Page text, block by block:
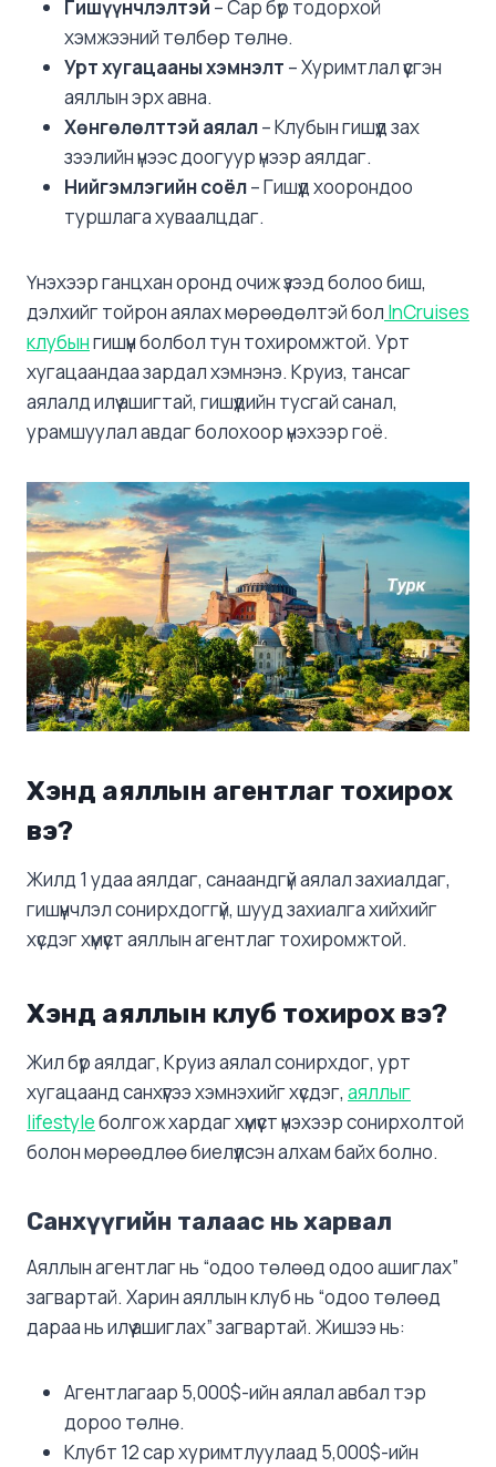
Гишүүнчлэлтэй – Сар бүр тодорхой
хэмжээний төлбөр төлнө.
Урт хугацааны хэмнэлт – Хуримтлал үүсгэн
аяллын эрх авна.
Хөнгөлөлттэй аялал– Клубын гишүүд зах
зээлийн үнээс доогуур үнээр аялдаг.
Нийгэмлэгийн соёл– Гишүүд хоорондоо
туршлага хуваалцдаг.
Үнэхээр ганцхан оронд очиж үзээд болоо биш,
дэлхийг тойрон аялах мөрөөдөлтэй бол InCruises
клубынгишүүн болбол тун тохиромжтой. Урт
хугацаандаа зардал хэмнэнэ. Круиз, тансаг
аялалд илүү ашигтай, гишүүдийн тусгай санал,
урамшуулал авдаг болохоор үнэхээр гоё.
Хэнд аяллын агентлаг тохирох
вэ?
Жилд 1 удаа аялдаг, санаандгүй аялал захиалдаг,
гишүүнчлэл сонирхдоггүй, шууд захиалга хийхийг
хүсдэг хүмүүст аяллын агентлаг тохиромжтой.
Хэнд аяллын клуб тохирох вэ?
Жил бүр аялдаг, Круиз аялал сонирхдог, урт
хугацаанд санхүүгээ хэмнэхийг хүсдэг, аяллыг
lifestyleболгож хардаг хүмүүст үнэхээр сонирхолтой
болон мөрөөдлөө биелүүлсэн алхам байх болно.
Санхүүгийн талаас нь харвал
Аяллын агентлаг нь “одоо төлөөд одоо ашиглах”
загвартай. Харин аяллын клуб нь “одоо төлөөд
дараа нь илүү ашиглах” загвартай. Жишээ нь:
Агентлагаар 5,000$-ийн аялал авбал тэр
дороо төлнө.
Клубт 12 сар хуримтлуулаад 5,000$-ийн